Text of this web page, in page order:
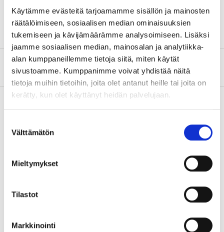
Käytämme evästeitä tarjoamamme sisällön ja mainosten
räätälöimiseen, sosiaalisen median ominaisuuksien
tukemiseen ja kävijämäärämme analysoimiseen. Lisäksi
jaamme sosiaalisen median, mainosalan ja analytiikka-
alan kumppaneillemme tietoja siitä, miten käytät
sivustoamme. Kumppanimme voivat yhdistää näitä
tietoja muihin tietoihin, joita olet antanut heille tai joita on
kerätty, kun olet käyttänyt heidän palvelujaan.
valinta
Välttämätön
Mieltymykset
Tilastot
Markkinointi
Antal
50 st.
Om tillverkaren
Andra kunder köpte också